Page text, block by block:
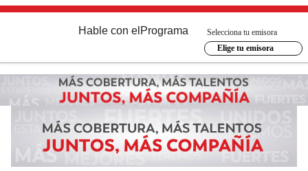
Hable con el Programa
Selecciona tu emisora
Elige tu emisora